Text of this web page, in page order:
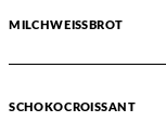
MILCHWEISSBROT
SCHOKOCROISSANT